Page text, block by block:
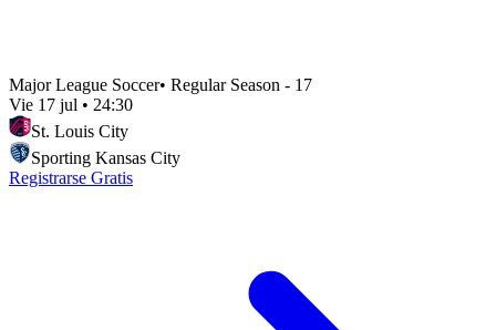
Major League Soccer• Regular Season - 17
Vie 17 jul • 24:30
St. Louis City
Sporting Kansas City
Registrarse Gratis